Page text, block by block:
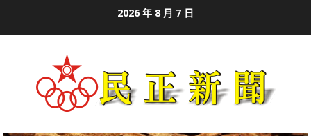
2026 年 8 月 7 日